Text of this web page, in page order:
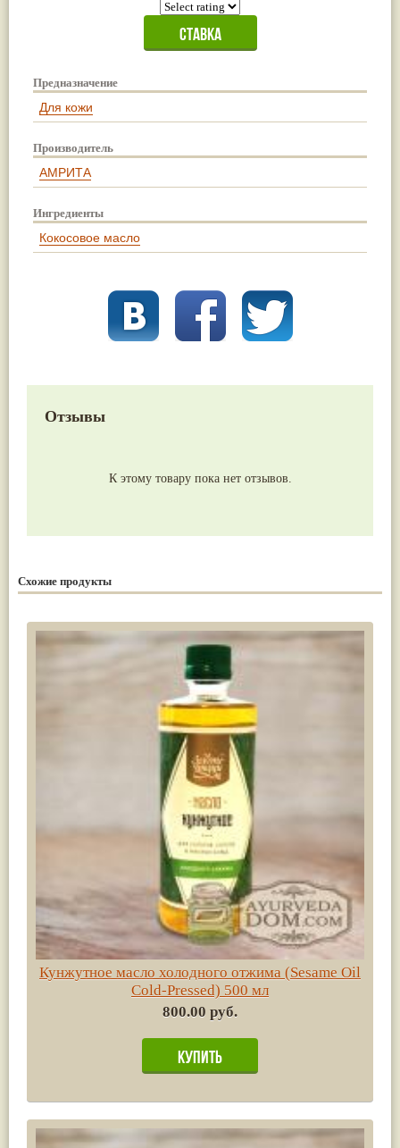
Предназначение
Для кожи
Производитель
АМРИТА
Ингредиенты
Кокосовое масло
Отзывы
К этому товару пока нет отзывов.
Схожие продукты
Кунжутное масло холодного отжима (Sesame Oil
Cold-Pressed) 500 мл
800.00 руб.